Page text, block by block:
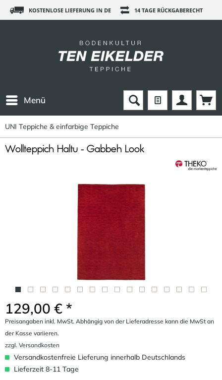
KOSTENLOSE LIEFERUNG IN DE 14 TAGE RÜCKGABERECHT
Menü
UNI Teppiche & einfarbige Teppiche
Wollteppich Haltu - Gabbeh Look
129,00 € *
Preisangaben inkl. MwSt. Abhängig von der Lieferadresse kann die MwSt an
der Kasse variieren.
zzgl. Versandkosten
Versandkostenfreie Lieferung innerhalb Deutschlands
Lieferzeit 8-11 Tage